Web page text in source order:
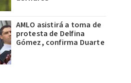
AMLO asistirá a toma de
protesta de Delfina
Gómez, confirma Duarte